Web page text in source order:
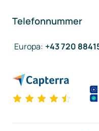
Telefonnummer
Europa: +43 720